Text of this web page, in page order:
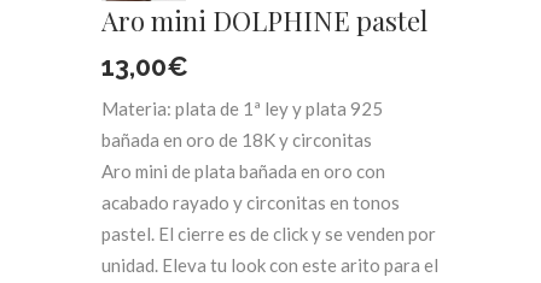
Aro mini DOLPHINE pastel
13,00€
Materia: plata de 1ª ley y plata 925
bañada en oro de 18K y circonitas
Aro mini de plata bañada en oro con
acabado rayado y circonitas en tonos
pastel. El cierre es de click y se venden por
unidad. Eleva tu look con este arito para el